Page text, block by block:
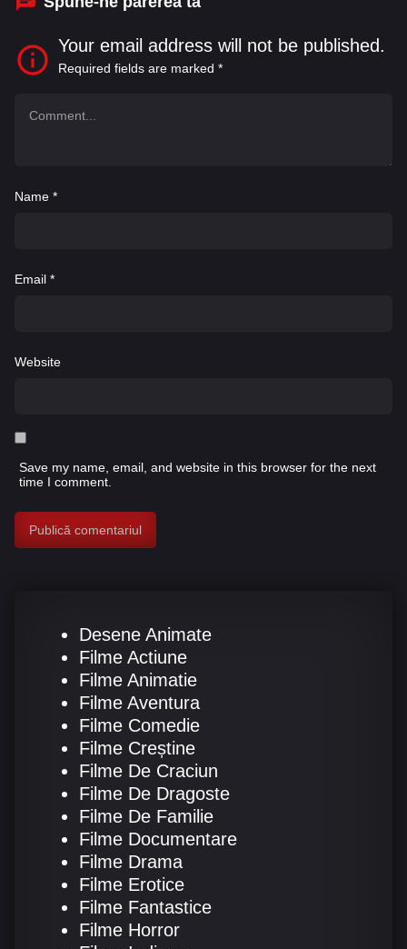
Your email address will not be published.
Required fields are marked *
Name *
Email *
Website
Save my name, email, and website in this browser for the next
time I comment.
Desene Animate
Filme Actiune
Filme Animatie
Filme Aventura
Filme Comedie
Filme Creștine
Filme De Craciun
Filme De Dragoste
Filme De Familie
Filme Documentare
Filme Drama
Filme Erotice
Filme Fantastice
Filme Horror